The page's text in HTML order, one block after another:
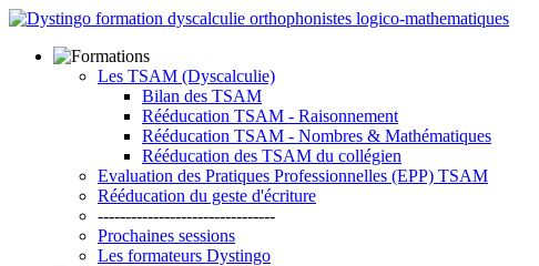
Les TSAM (Dyscalculie)
Bilan des TSAM
Rééducation TSAM - Raisonnement
Rééducation TSAM - Nombres & Mathématiques
Rééducation des TSAM du collégien
Evaluation des Pratiques Professionnelles (EPP) TSAM
Rééducation du geste d'écriture
--------------------------------
Prochaines sessions
Les formateurs Dystingo